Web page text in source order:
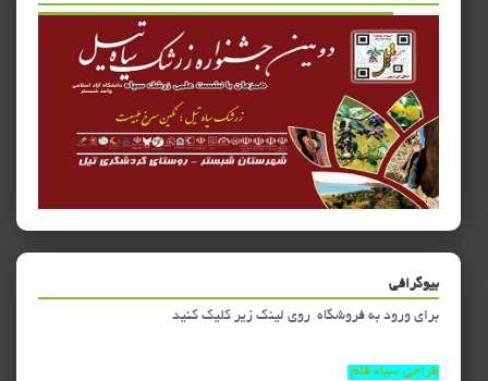
بیوگرافی
برای ورود به فروشگاه روی لینک زیر کلیک کنید
طراحی سیاه قلم